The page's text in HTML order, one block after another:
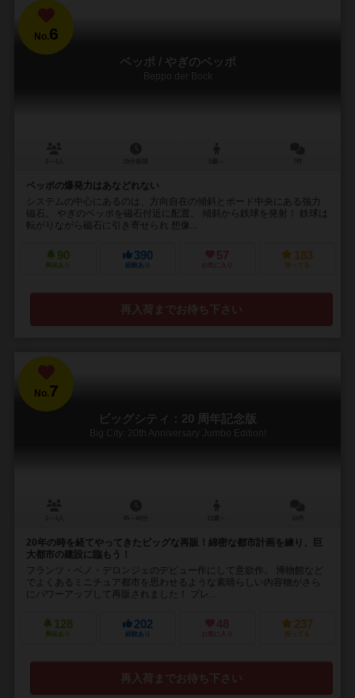
No.6
ベッポ / やぎのベッポ
Beppo der Bock
ベッポの爆発力はあなどれない
システムの中心にあるのは、方向自在の傾斜とボード中央にある強力
磁石。 やぎのベッポを磁石付近に配置。 傾斜から鉄球を発射！ 鉄球は
転がりながら磁石に引き寄せられ 想像...
90
興味あり
390
経験あり
57
お気に入り
183
持ってる
再入荷までお待ち下さい
No.7
ビッグシティ：20 周年記念版
Big City: 20th Anniversary Jumbo Edition!
20年の時を経てやってきたビッグな再販！綿密な都市計画を練り、巨
大都市の建設に臨もう！
フランツ・ベノ・デロンジェのデビュー作にして意欲作。 博物館など
でよくあるミニチュア都市を思わせるような素晴らしい内容物がさら
にパワーアップして再販されました！ プレ...
128
興味あり
202
経験あり
48
お気に入り
237
持ってる
再入荷までお待ち下さい